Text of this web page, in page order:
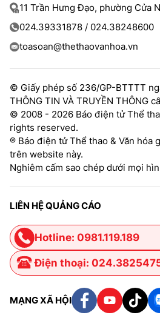
11 Trần Hưng Đạo, phường Cửa
024.39331878 / 024.38248600
toasoan@thethaovanhoa.vn
© Giấy phép số 236/GP-BTTTT
THÔNG TIN VÀ TRUYỀN THÔNG
© 2008 - 2026 Báo điện tử Thể
rights reserved.
® Báo điện tử Thể thao & Văn hóa
trên website này.
Nghiêm cấm sao chép dưới mọi
LIÊN HỆ QUẢNG CÁO
Hotline: 0981.119.189
Điện thoại:
MẠNG XÃ HỘI